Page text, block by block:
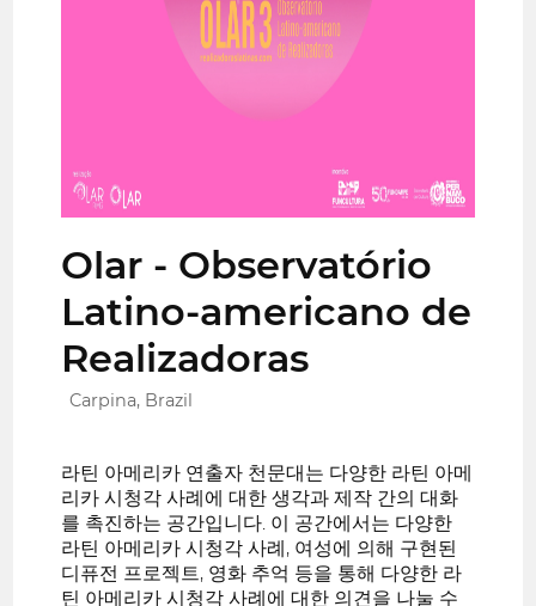
Olar - Observatório
Latino-americano de
Realizadoras
Carpina, Brazil
라틴 아메리카 연출자 천문대는 다양한 라틴 아메
리카 시청각 사례에 대한 생각과 제작 간의 대화
를 촉진하는 공간입니다. 이 공간에서는 다양한
라틴 아메리카 시청각 사례, 여성에 의해 구현된
디퓨전 프로젝트, 영화 추억 등을 통해 다양한 라
틴 아메리카 시청각 사례에 대한 의견을 나눌 수